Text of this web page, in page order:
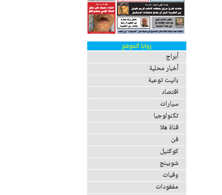
زوايا الموقع
أبراج
أخبار محلية
بانيت توعية
اقتصاد
سيارات
تكنولوجيا
قناة هلا
فن
كوكتيل
شوبينج
وفيات
مفقودات